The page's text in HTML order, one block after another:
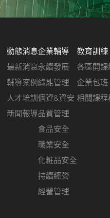
動態消息
最新消息
輔導案例
人才培訓
新聞報導
企業輔導
永續發展
綠能管理
個資&資安
品質管理
食品安全
職業安全
化粧品安全
持續經營
經營管理
教育訓練
各區開課
企業包班
相關課